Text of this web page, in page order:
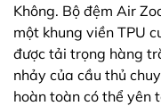
Không. Bộ đệm Air
một khung viền TPU
được tải trọng hàng
nhảy của cầu thủ
hoàn toàn có thể yên